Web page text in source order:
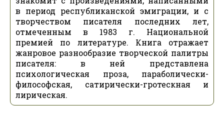
в период республиканской эмиграции, и с
творчеством писателя последних лет,
отмеченным в 1983 г. Национальной
премией по литературе. Книга отражает
жанровое разнообразие творческой палитры
писателя: в ней представлена
психологическая проза, параболически-
философская, сатирически-гротескная и
лирическая.